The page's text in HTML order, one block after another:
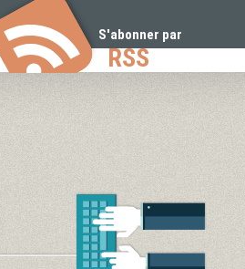
S'abonner par
RSS